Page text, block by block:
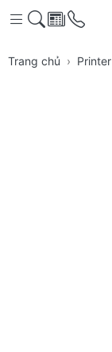
Trang chủ Printer